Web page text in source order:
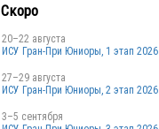
Скоро
20–22 августа
ИСУ Гран-При Юниоры, 1 этап 2026
27–29 августа
ИСУ Гран-При Юниоры, 2 этап 2026
3–5 сентября